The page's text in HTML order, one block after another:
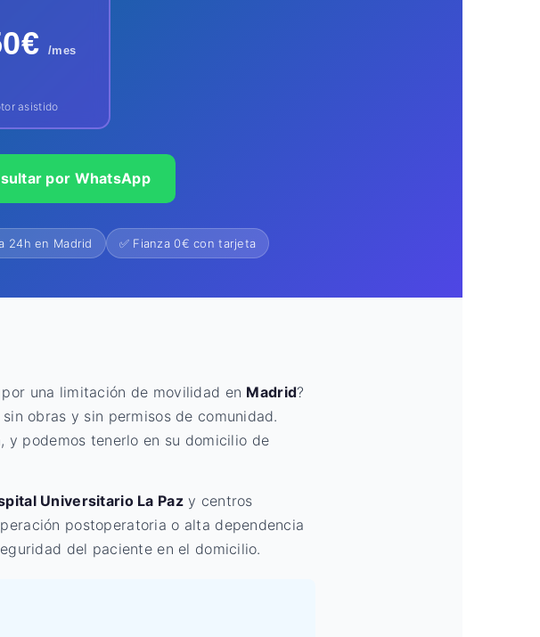
/mes
asistido
por WhatsApp
24h en Madrid ✅ Fianza 0€ con tarjeta
una limitación de movilidad en Madrid?
obras y sin permisos de comunidad.
y podemos tenerlo en su domicilio de
Universitario La Pazy centros
postoperatoria o alta dependencia
del paciente en el domicilio.